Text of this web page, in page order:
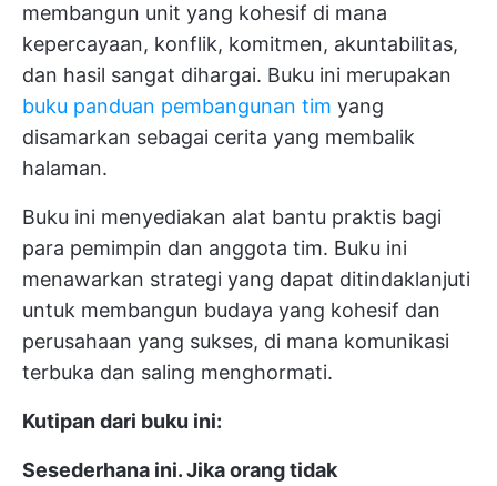
membangun unit yang kohesif di mana
kepercayaan, konflik, komitmen, akuntabilitas,
dan hasil sangat dihargai. Buku ini merupakan
buku panduan pembangunan tim yang
disamarkan sebagai cerita yang membalik
halaman.
Buku ini menyediakan alat bantu praktis bagi
para pemimpin dan anggota tim. Buku ini
menawarkan strategi yang dapat ditindaklanjuti
untuk membangun budaya yang kohesif dan
perusahaan yang sukses, di mana komunikasi
terbuka dan saling menghormati.
Kutipan dari buku ini:
Sesederhana ini. Jika orang tidak